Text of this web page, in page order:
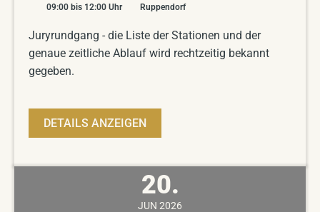
09:00 bis 12:00 Uhr Ruppendorf
Juryrundgang - die Liste der Stationen und der
genaue zeitliche Ablauf wird rechtzeitig bekannt
gegeben.
DETAILS ANZEIGEN
20.
JUN 2026